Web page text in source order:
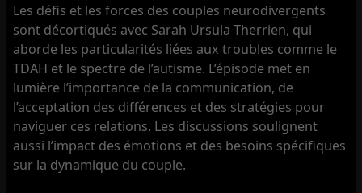
Les défis et les forces des couples neurodivergents
sont décortiqués avec Sarah Ursula Therrien, qui
aborde les particularités liées aux troubles comme le
TDAH et le spectre de l’autisme. L’épisode met en
lumière l’importance de la communication, de
l’acceptation des différences et des stratégies pour
naviguer ces relations. Les discussions soulignent
aussi l’impact des émotions et des besoins spécifiques
sur la dynamique du couple.